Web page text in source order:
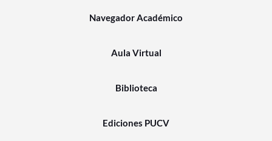
Navegador Académico
Aula Virtual
Biblioteca
Ediciones PUCV